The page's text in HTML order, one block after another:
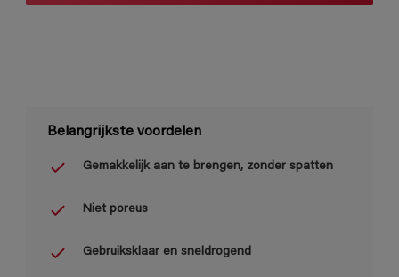
Belangrijkste voordelen
Gemakkelijk aan te brengen, zonder spatten
Niet poreus
Gebruiksklaar en sneldrogend